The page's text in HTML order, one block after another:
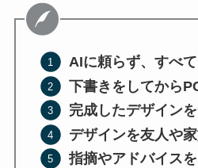
AIに頼らず、すべ
下書きをしてから
完成したデザイン
デザインを友人や
指摘やアドバイス